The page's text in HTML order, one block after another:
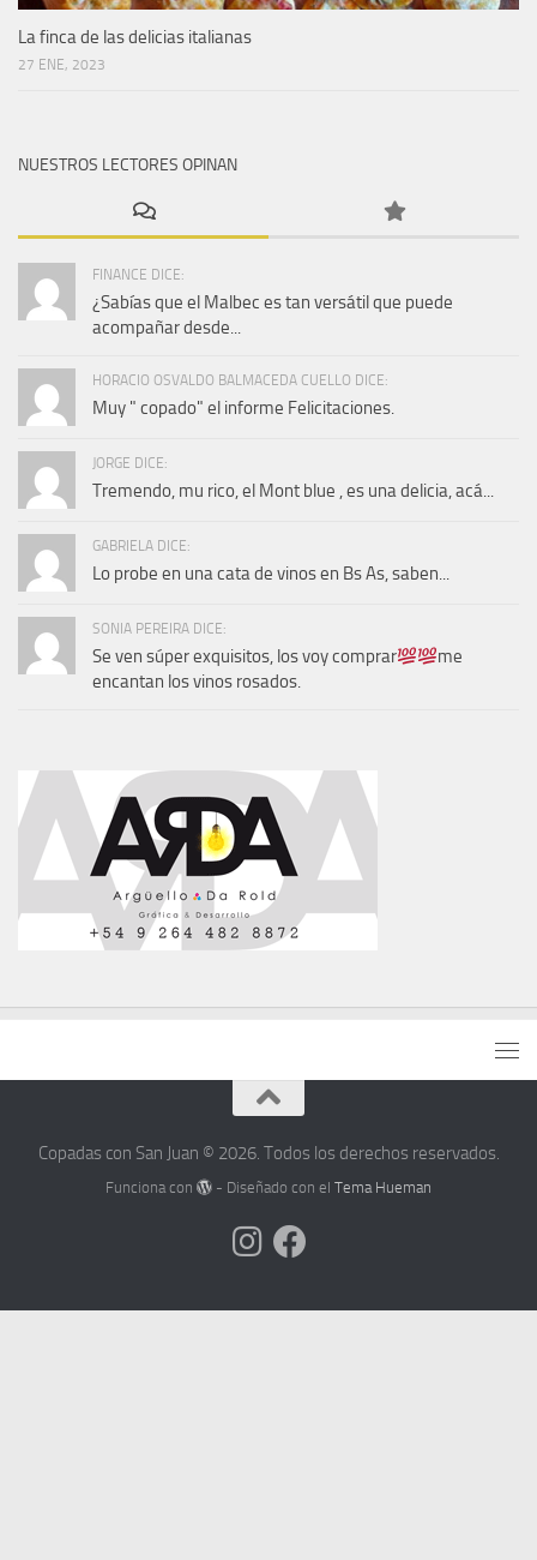
La finca de las delicias italianas
27 ENE, 2023
NUESTROS LECTORES OPINAN
FINANCE DICE:
¿Sabías que el Malbec es tan versátil que puede
acompañar desde...
HORACIO OSVALDO BALMACEDA CUELLO DICE:
Muy " copado" el informe Felicitaciones.
JORGE DICE:
Tremendo, mu rico, el Mont blue , es una delicia, acá...
GABRIELA DICE:
Lo probe en una cata de vinos en Bs As, saben...
SONIA PEREIRA DICE:
Se ven súper exquisitos, los voy comprar
me
encantan los vinos rosados.
Copadas con San Juan © 2026. Todos los derechos reservados.
Funciona con - Diseñado con elTema Hueman